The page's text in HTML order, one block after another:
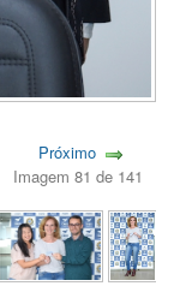
Próximo
Imagem 81 de 141